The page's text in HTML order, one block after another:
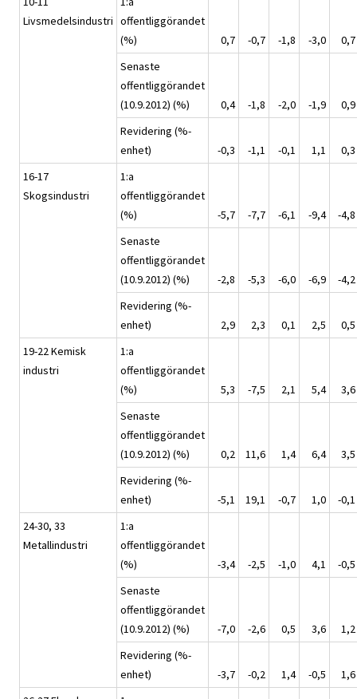
Livsmedelsindustri offentliggörandet
(%)
0,7 -0,7 -1,8 -3,0
0,7
Senaste
offentliggörandet
(10.9.2012) (%)
0,4 -1,8 -2,0 -1,9
0,9
Revidering (%-
enhet)
-0,3 -1,1 -0,1 1,1
0,3
16-17
Skogsindustri
1:a
offentliggörandet
(%)
-5,7 -7,7 -6,1 -9,4
-4,8
Senaste
offentliggörandet
(10.9.2012) (%)
-2,8 -5,3 -6,0 -6,9
-4,2
Revidering (%-
enhet)
2,9 2,3 0,1 2,5
0,5
19-22 Kemisk
industri
1:a
offentliggörandet
(%)
5,3 -7,5 2,1 5,4
3,6
Senaste
offentliggörandet
(10.9.2012) (%)
0,2 11,6 1,4 6,4
3,5
Revidering (%-
enhet)
-5,1 19,1 -0,7 1,0
-0,1
24-30, 33
Metallindustri
1:a
offentliggörandet
(%)
-3,4 -2,5 -1,0 4,1
-0,5
Senaste
offentliggörandet
(10.9.2012) (%)
-7,0 -2,6 0,5 3,6
1,2
Revidering (%-
enhet)
-3,7 -0,2 1,4 -0,5
1,6